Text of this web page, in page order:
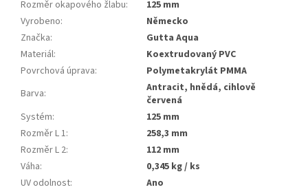
Rozměr okapového žlabu:
125 mm
Vyrobeno:
Německo
Značka:
Gutta Aqua
Materiál:
koextrudovaný PVC
Povrchová úprava:
polymetakrylát PMMA
Barva:
antracit, hnědá, cihlově
červená
Systém:
125 mm
Rozměr L 1:
258,3 mm
Rozměr L 2:
112 mm
Váha:
0,345 kg / ks
UV odolnost: ano